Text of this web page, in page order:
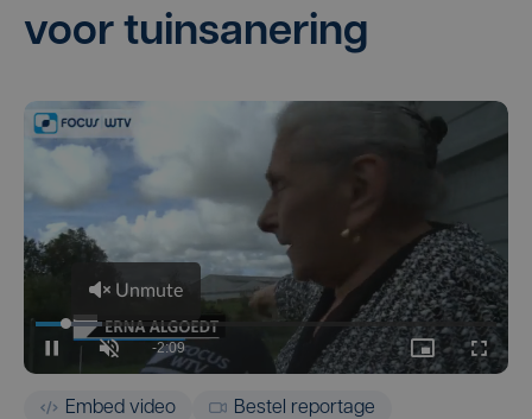
voor tuinsanering
Embed video Bestel reportage